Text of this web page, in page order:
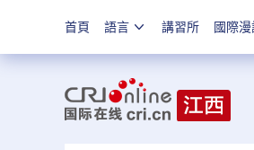
首頁 語言 講習所 國際